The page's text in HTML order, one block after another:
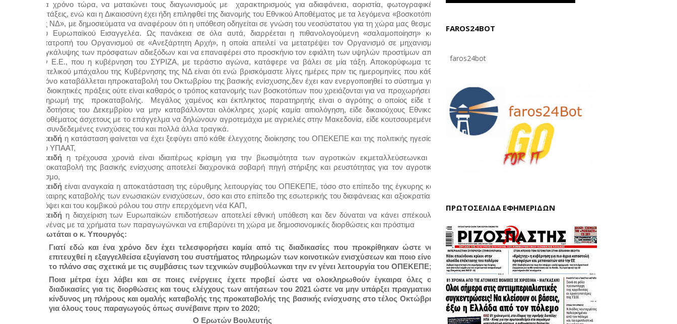
ένα χρόνο τώρα, να ματαιώνει τους διαγωνισμούς με  χαρακτηρισμούς για αδιαφάνεια, αοριστία, φωτογραφικές
διατάξεις, ενώ και η Δικαιοσύνη έχει ήδη επιληφθεί της διανομής του Εθνικού Αποθέματος με τα λεγόμενα «βοσκοτόπια
της ΝΔ», με δημοσιεύματα να αναφέρουν ότι η υπόθεση οδηγείται σε γνώση του νεοσύστατου για τη χώρα µας θεσμού
του Ευρωπαϊκού Εισαγγελέα. Ως πανάκεια σε όλα αυτά, διαρρέεται η πιθανολογούμενη «σαλαμοποίηση» και
μετατροπή του Οργανισμού σε «Ανεξάρτητη Αρχή», η οποία απειλεί να μετατρέψει τον Οργανισμό σε μηχανισμό
συγκάλυψης των πρόσφατων αδιεξόδων και να επαναφέρει στο προσκήνιο τον εφιάλτη των υψηλών προστίμων από
την Ε.Ε., που η κυβέρνηση του ΣΥΡΙΖΑ, με τεράστιο αγώνα, κατάφερε να βάλει σε μία τάξη. Αποκορύφωμα του
επιτελικού μπάχαλου της Κυβέρνησης της ΝΔ είναι ότι ενώ βρισκόμαστε λίγες ημέρες πριν τις ημερομηνίες που κάθε
χρόνο καταβάλλεται ηπροκαταβολή του Οκτωβρίου της βασικής ενίσχυσης,δεν έχει καν ενεργοποιηθεί το σύστημα για
τις διοικητικές πράξεις ούτε είναι καθαρός ο τρόπος κατανομής των βοσκοτόπων που χρειάζονται για να προχωρήσει
πληρωμή της  προκαταβολής.  Μεγάλος χαμένος και έκπληκτος παρατηρητής είναι ο αγρότης ο οποίος είδε τις
επιδοτήσεις του Δεκεμβρίου να μην καταβάλλονται ολόκληρες χωρίς καμία αιτιολόγηση, είδε δικαιούχους Εθνικού
αποθέματος άσχετους με το επάγγελμα να δηλώνουν αγροτεμάχια με αγριελιές στην Μακεδονία, είδε κουτσουρεμένες
τις συνδεδεμένες ενισχύσεις του και πολλά άλλα τραγικά.
Επειδή η κατάσταση φαίνεται να έχει ξεφύγει από κάθε έλεγχοτης διοίκησης του ΟΠΕΚΕΠΕ και της πολιτικής ηγεσίας
του ΥΠΑΑΤ,
Επειδή η τρέχουσα χρονιά είναι ιδιαιτέρως κρίσιμη για την βιωσιμότητα των αγροτικών εκμεταλλεύσεωνκαι η
προκαταβολή της βασικής ενίσχυσης αποτελεί διαχρονικά σοβαρή πηγή στήριξης και ρευστότητας για τον αγροτικό
κόσμο,
Επειδή είναι αναγκαία η αποκατάσταση της εύρυθμης λειτουργίας του ΟΠΕΚΕΠΕ, τόσο στο επίπεδο της έγκυρης και
έγκαιρης καταβολής των ενωσιακών ενισχύσεων, όσο και στο επίπεδο της εσωτερικής του διαφάνειας και αξιοκρατίας,
ενόψει και του κομβικού ρόλου του στην επερχόμενη νέα ΚΑΠ,
Επειδή η διαχείριση των Ευρωπαϊκών επιδοτήσεων αποτελεί εθνική υπόθεση και δεν δύναται να κάνει σπέκουλα
κανένας με τα χρήματα των παραγωγώνκαι να επιβαρύνει τη χώρα με δημοσιονομικές διορθώσεις και πρόστιμα
Ερωτάται ο κ. Υπουργός:
Γιατί εδώ και ένα χρόνο δεν έχει τελεσφορήσει καμία από τις διαδικασίες που προκρίθηκαν ώστε να
επιτευχθεί η εξαγγελθείσα εξυγίανση του συστήματος πληρωμών των κοινοτικών ενισχύσεων και ποιο είναι
το πλάνο σας σχετικά με τις συμβάσεις των τεχνικών συμβούλωνκαι την εν γένει λειτουργία του ΟΠΕΚΕΠΕ;
Ποια μέτρα έχει λάβει και σε ποιες ενέργειες έχετε προβεί ώστε να ολοκληρωθούν έγκαιρα όλες οι
διαδικασίες για τις διορθώσεις και τους ελέγχους των αιτήσεων του 2021 ώστε να μην υπάρξει πραγματικά
κίνδυνος μη πλήρους και ομαλής καταβολής της προκαταβολής της βασικής ενίσχυσης στο τέλος Οκτώβρη
για όλους τους παραγωγούς όπως συνέβαινε πριν το 2020;
Ο Ερωτών Βουλευτής
FAROS24BOT
faros24bot
ΠΡΩΤΟΣΕΛΙΔΑ ΕΦΗΜΕΡΙΔΩΝ